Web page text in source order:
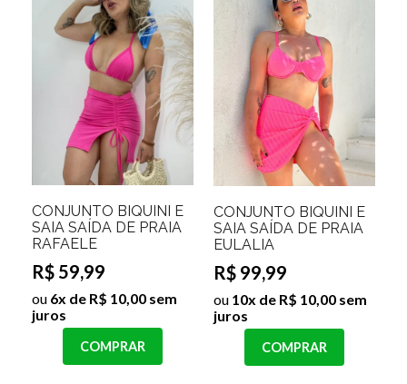
CONJUNTO BIQUINI E
SAIA SAÍDA DE PRAIA
RAFAELE
R$ 59,99
ou 6x de R$ 10,00 sem
juros
COMPRAR
CONJUNTO BIQUINI E
SAIA SAÍDA DE PRAIA
EULALIA
R$ 99,99
ou 10x de R$ 10,00 sem
juros
COMPRAR